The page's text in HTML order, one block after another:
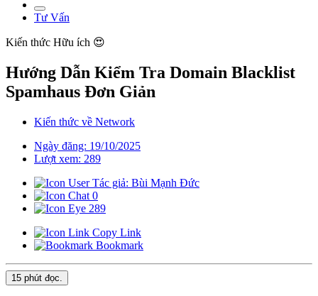
Tư Vấn
Kiến thức Hữu ích 😍
Hướng Dẫn Kiểm Tra Domain Blacklist
Spamhaus Đơn Giản
Kiến thức về Network
Ngày đăng: 19/10/2025
Lượt xem: 289
Tác giả: Bùi Mạnh Đức
0
289
Copy Link
Bookmark
15 phút đọc.